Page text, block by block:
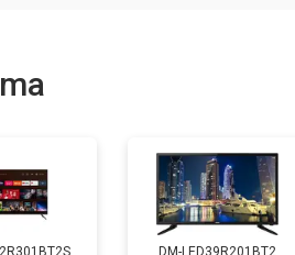
от 80 мин
DM-LED39R201BT2